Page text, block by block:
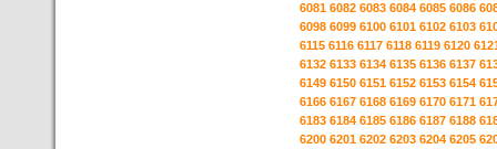
6081 6082 6083 6084 6085 6086
6098 6099 6100 6101 6102 6103
6115 6116 6117 6118 6119 6120
6132 6133 6134 6135 6136 6137
6149 6150 6151 6152 6153 6154
6166 6167 6168 6169 6170 6171
6183 6184 6185 6186 6187 6188
6200 6201 6202 6203 6204 6205